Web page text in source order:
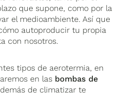
que supone, como por la
el medioambiente. Así que
autoproducir tu propia
con nosotros.
tipos de aerotermia, en
en las bombas de
de climatizar te